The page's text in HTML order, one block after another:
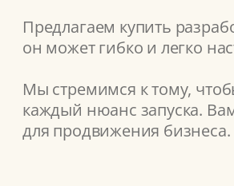
Предлагаем купить
он может гибко и легко
Мы стремимся к тому,
каждый нюанс запуска.
для продвижения бизнеса.